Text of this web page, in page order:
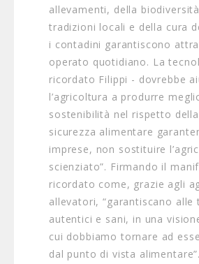
allevamenti, della
tradizioni locali e della cura
i contadini garantiscono
operato quotidiano. La
ricordato Filippi - dovrebbe
l’agricoltura a produrre
sostenibilità nel rispetto
sicurezza alimentare
imprese, non sostituire
scienziato”. Firmando il
ricordato come, grazie agli
allevatori, “garantiscano
autentici e sani, in una
cui dobbiamo tornare ad
dal punto di vista alimentare”.